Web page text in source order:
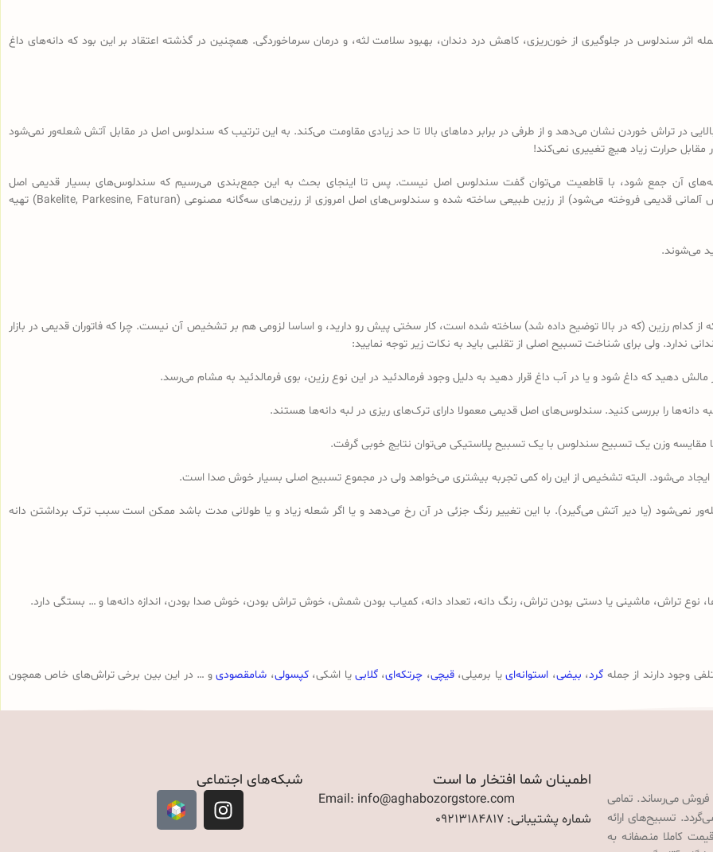
اثر سندلوس در جلوگیری از خون‌ریزی، کاهش درد دندان، بهبود سلامت لثه، و درمان سرماخوردگی. همچنین در گذشته اعتقاد بر این بود که دانه‌های داغ
در تراش خوردن نشان می‌دهد و از طرفی در برابر دماهای بالا تا حد زیادی مقاومت می‌کند. به این ترتیب که سندلوس اصل در مقابل آتش شعله‌ور نمی‌شود
حرارت زیاد هیچ تغییری نمی‌کند!
آن جمع شود، با قاطعیت می‌توان گفت سندلوس اصل نیست. پس تا اینجای بحث به این جمع‌بندی می‌رسیم که سندلوس‌های بسیار قدیمی اصل
(سندلوس‌هایی با قدمت بیش از 100 سال، نه آنچه که در بازار به نام سندلوس آلمانی قدیمی فروخته می‌شود) از رزین طبیعی ساخته شده و سندلوس‌‌های اصل امروزی از رزین‌های سه‌گانه مصنوعی (Bakelite, Parkesine, Faturan) تهیه
می‌شوند.
رزین (که در بالا توضیح داده شد) ساخته شده است، کار سختی پیش رو دارید، و اساسا لزومی هم بر تشخیص آن نیست. چرا که فاتوران قدیمی در بازار
ولی برای شناخت تسبیح اصلی از تقلبی باید به نکات زیر توجه نمایید:
را بررسی کنید. سندلوس‌های اصل قدیمی معمولا دارای ترک‌های ریزی در لبه دانه‌ها هستند.
مقایسه وزن یک تسبیح سندلوس با یک تسبیح پلاستیکی می‌توان نتایج خوبی گرفت.
می‌شود. البته تشخیص از این راه کمی تجربه بیشتری می‌خواهد ولی در مجموع تسبیح اصلی بسیار خوش صدا است.
نمی‌شود (یا دیر آتش می‌گیرد). با این تغییر رنگ جزئی در آن رخ می‌دهد و یا اگر شعله زیاد و یا طولانی مدت باشد ممکن است سبب ترک برداشتن دانه
تراش، ماشینی یا دستی بودن تراش، رنگ دانه، تعداد دانه، کمیاب بودن شمش، خوش تراش بودن، خوش صدا بودن، اندازه دانه‌ها و … بستگی دارد.
وجود دارند از جمله گرد، بیضی، استوانه‌اییا برمیلی،قیچی، چرتکه‌ای، گلابی یا اشکی،کپسولی، شامقصودیو … در این بین برخی تراش‌های خاص همچون
فروش می‌رساند. تمامی
تسبیح‌های ارائه
کاملا منصفانه به
اطمینان شما افتخار ما است
Email: info@aghabozorgstore.com
شماره پشتیبانی: 09213184817
شبکه‌های اجتماعی